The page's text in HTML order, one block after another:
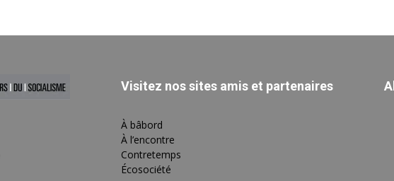
Visitez nos sites amis et partenaires
À bâbord
À l’encontre
Contretemps
Écosociété